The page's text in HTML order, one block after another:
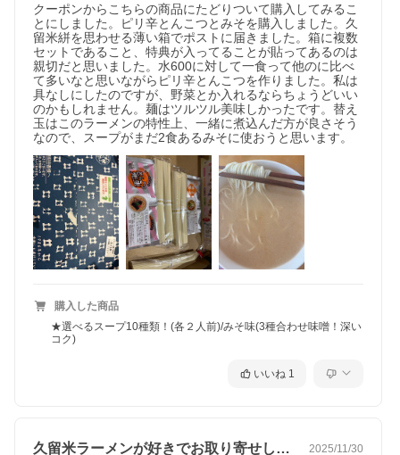
クーポンからこちらの商品にたどりついて購入してみるこ
とにしました。ピリ辛とんこつとみそを購入しました。久
留米絣を思わせる薄い箱でポストに届きました。箱に複数
セットであること、特典が入ってることが貼ってあるのは
親切だと思いました。水600に対して一食って他のに比べ
て多いなと思いながらピリ辛とんこつを作りました。私は
具なしにしたのですが、野菜とか入れるならちょうどいい
のかもしれません。麺はツルツル美味しかったです。替え
玉はこのラーメンの特性上、一緒に煮込んだ方が良さそう
なので、スープがまだ2食あるみそに使おうと思います。
購入した商品
★選べるスープ10種類！(各２人前)/みそ味(3種合わせ味噌！深い
コク)
いいね 1
久留米ラーメンが好きでお取り寄せしてみ… 2025/11/30